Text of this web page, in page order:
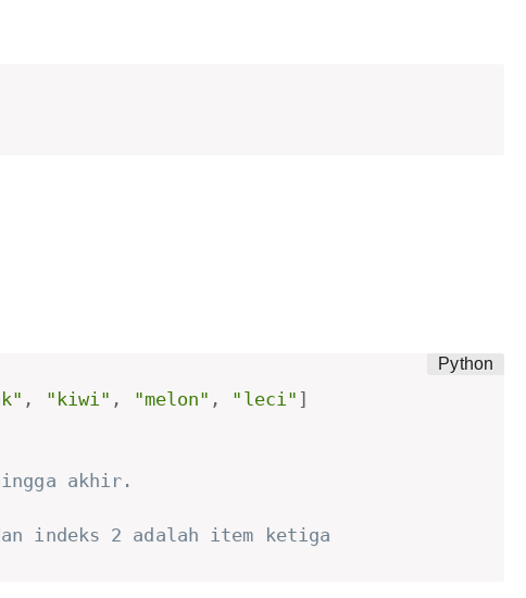
, "kiwi" , "melon" , "leci" ]
akhir.
indeks 2 adalah item ketiga